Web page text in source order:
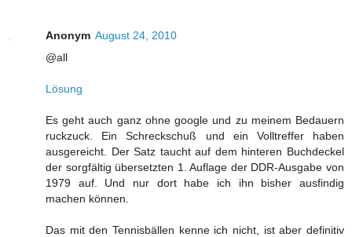
Anonym August 24, 2010
@all
Lösung
Es geht auch ganz ohne google und zu meinem Bedauern
ruckzuck. Ein Schreckschuß und ein Volltreffer haben
ausgereicht. Der Satz taucht auf dem hinteren Buchdeckel
der sorgfältig übersetzten 1. Auflage der DDR-Ausgabe von
1979 auf. Und nur dort habe ich ihn bisher ausfindig
machen können.
Das mit den Tennisbällen kenne ich nicht, ist aber definitiv